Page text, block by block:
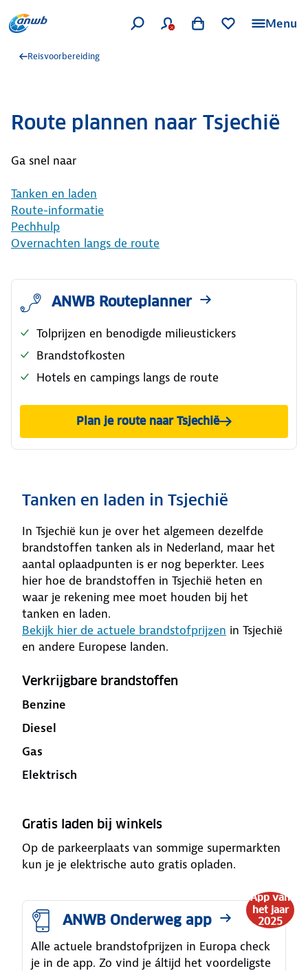
Menu
Reisvoorbereiding
Route plannen naar Tsjechië
Ga snel naar
Tanken en laden
Route-informatie
Pechhulp
Overnachten langs de route
ANWB Routeplanner
Tolprijzen en benodigde milieustickers
Brandstofkosten
Hotels en campings langs de route
Plan je route naar Tsjechië
Tanken en laden in Tsjechië
In Tsjechië kun je over het algemeen dezelfde
brandstoffen tanken als in Nederland, maar het
aantal oplaadpunten is er nog beperkter. Lees
hier hoe de brandstoffen in Tsjechië heten en
waar je rekening mee moet houden bij het
tanken en laden.
Bekijk hier de actuele brandstofprijzen in Tsjechië
en andere Europese landen.
Verkrijgbare brandstoffen
Benzine
Diesel
Gas
Elektrisch
Gratis laden bij winkels
Op de parkeerplaats van sommige supermarkten
kun je je elektrische auto gratis opladen.
App van
het jaar
2025
ANWB Onderweg app
Alle actuele brandstofprijzen in Europa check
je in de app. Zo vind je áltijd het voordeligste